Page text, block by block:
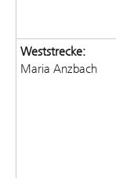
Weststrecke:
Maria Anzbach